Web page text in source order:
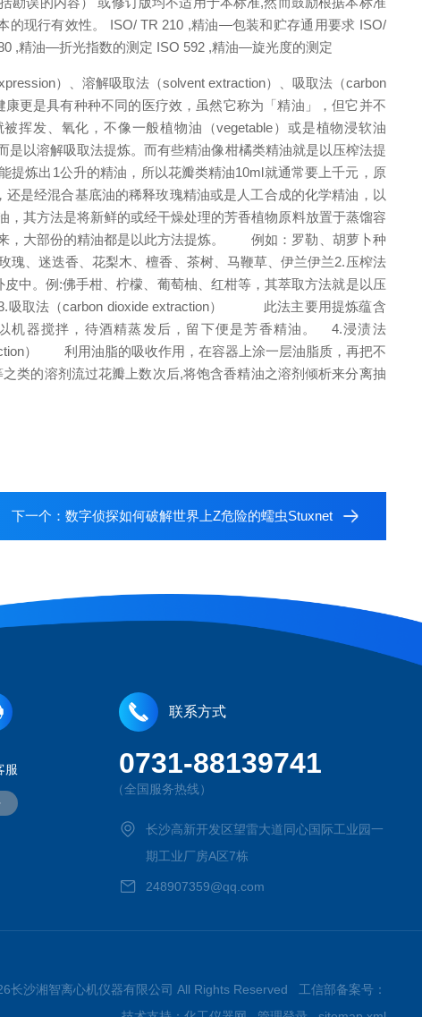
的现行有效性。 ISO/ TR 210 ,精油—包装和贮存通用要求 ISO/
,精油—折光指数的测定 ISO 592 ,精油—旋光度的测定
）、溶解吸取法（solvent extraction）、吸取法（carbon
更是具有种种不同的医疗效，虽然它称为「精油」，但它并不
挥发、氧化，不像一般植物油（vegetable）或是植物浸软油
以溶解吸取法提炼。而有些精油像柑橘类精油就是以压榨法提
炼出1公升的精油，所以花瓣类精油10ml就通常要上千元，原
是经混合基底油的稀释玫瑰精油或是人工合成的化学精油，以
其方法是将新鲜的或经干燥处理的芳香植物原料放置于蒸馏容
来，大部份的精油都是以此方法提炼。例如：罗勒、胡萝卜种
瑰、迷迭香、花梨木、檀香、茶树、马鞭草、伊兰伊兰2.压榨法
。例:佛手柑、柠檬、葡萄柚、红柑等，其萃取方法就是以压
吸取法（carbon dioxide extraction）
此法主要用提炼蕴含
机器搅拌，待酒精蒸发后，留下便是芳香精油。 4.浸渍法
）
利用油脂的吸收作用，在容器上涂一层油脂质，再把不
类的溶剂流过花瓣上数次后,将饱含香精油之溶剂倾析来分离抽
下一个： 数字侦探如何破解世界上Z危险的蠕虫Stuxnet
服
联系方式
0731-88139741
（全国服务热线）
长沙高新开发区望雷大道同心国际工业园一
期工业厂房A区7栋
248907359@qq.com
长沙湘智离心机仪器有限公司 All Rights Reserved 工信部备案号：